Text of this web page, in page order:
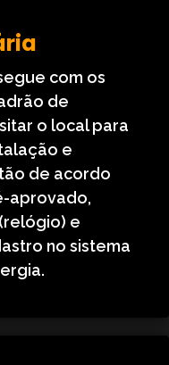
com os
de
o local para
e
de acordo
aprovado,
e
no sistema